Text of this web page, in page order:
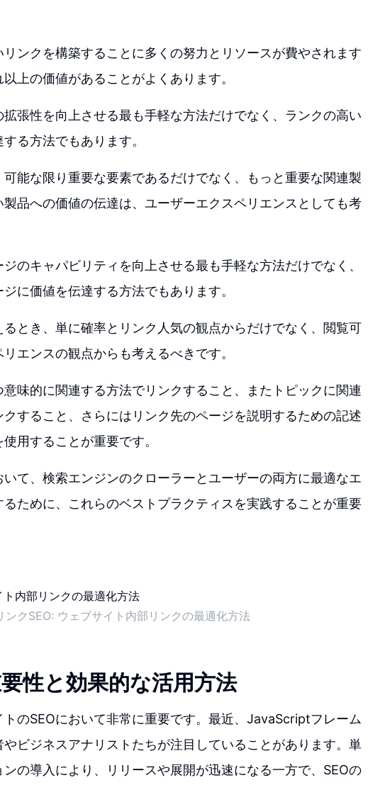
ンクを構築することに多くの努力とリソースが費やされます
上の価値があることがよくあります。
張性を向上させる最も手軽な方法だけでなく、ランクの高い
る方法でもあります。
能な限り重要な要素であるだけでなく、もっと重要な関連製
品への価値の伝達は、ユーザーエクスペリエンスとしても考
のキャパビリティを向上させる最も手軽な方法だけでなく、
に価値を伝達する方法でもあります。
とき、単に確率とリンク人気の観点からだけでなく、閲覧可
エンスの観点からも考えるべきです。
味的に関連する方法でリンクすること、またトピックに関連
すること、さらにはリンク先のページを説明するための記述
用することが重要です。
て、検索エンジンのクローラーとユーザーの両方に最適なエ
ために、これらのベストプラクティスを実践することが重要
ンクSEO: ウェブサイト内部リンクの最適化方法
性と効果的な活用方法
のSEOにおいて非常に重要です。最近、JavaScriptフレーム
ビジネスアナリストたちが注目していることがあります。単
の導入により、リリースや展開が迅速になる一方で、SEOの